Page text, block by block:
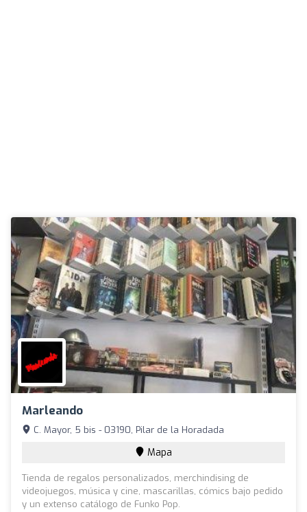
Marleando
C. Mayor, 5 bis - 03190, Pilar de la Horadada
Mapa
Tienda de regalos personalizados, merchindising de
videojuegos, música y cine, mascarillas, cómics bajo pedido
y un extenso catálogo de Funko Pop.